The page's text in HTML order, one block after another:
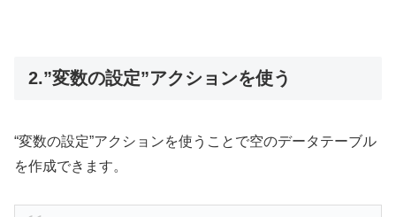
2.”変数の設定”アクションを使う
“変数の設定”アクションを使うことで空のデータテーブル
を作成できます。